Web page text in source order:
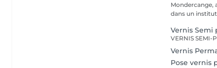
Mondercange,
dans un institut
Vernis
Vernis
Pose vernis